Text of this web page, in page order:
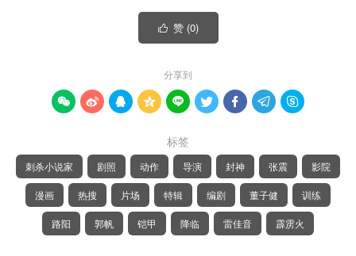
 赞 (0)
分享到
        
标签
刺杀小说家 剧照 动作 导演 封神 张震 影院
漫画 热搜 片场 特辑 编剧 董子健 训练
路阳 郭帆 铠甲 降临 雷佳音 霹雳火